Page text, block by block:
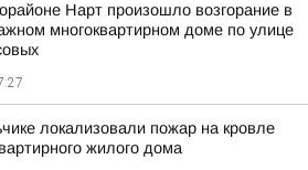
Нарт произошло возгорание в
многоквартирном доме по улице
локализовали пожар на кровле
жилого дома